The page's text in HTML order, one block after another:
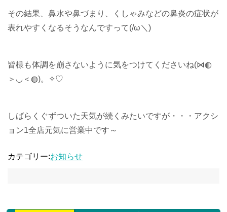
その結果、鼻水や鼻づまり、くしゃみなどの鼻炎の症状が
表れやすくなるそうなんですって(/ω＼)
皆様も体調を崩さないように気をつけてくださいね(⋈◍
＞◡＜◍)。✧♡
しばらくぐずついた天気が続くみたいですが・・・アクシ
ョン1全店元気に営業中です～
カテゴリー:お知らせ